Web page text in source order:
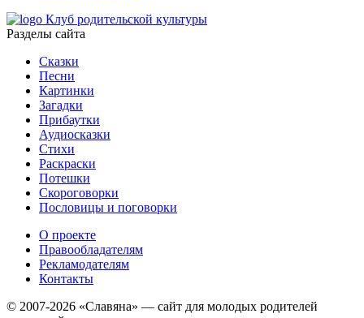
Клуб родительской культуры
Разделы сайта
Сказки
Песни
Картинки
Загадки
Прибаутки
Аудиосказки
Стихи
Раскраски
Потешки
Скороговорки
Пословицы и поговорки
О проекте
Правообладателям
Рекламодателям
Контакты
© 2007-2026 «Славяна» — сайт для молодых родителей